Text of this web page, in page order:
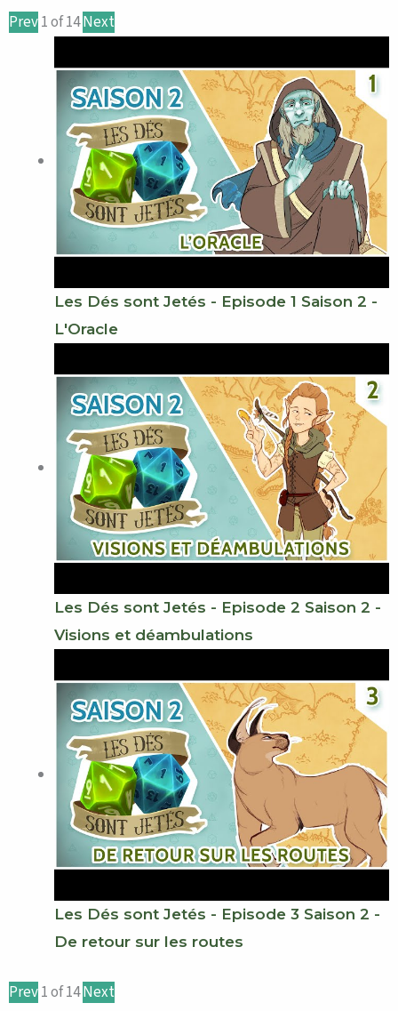
Prev1of14Next
Les Dés sont Jetés - Episode 1 Saison 2 -
L'Oracle
Les Dés sont Jetés - Episode 2 Saison 2 -
Visions et déambulations
Les Dés sont Jetés - Episode 3 Saison 2 -
De retour sur les routes
Prev1of14Next